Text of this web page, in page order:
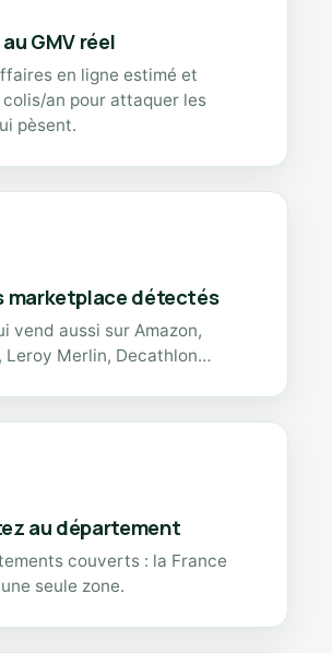
GMV réel
en ligne estimé et
an pour attaquer les
pèsent.
marketplace détectés
vend aussi sur Amazon,
Leroy Merlin, Decathlon…
au département
couverts : la France
seule zone.